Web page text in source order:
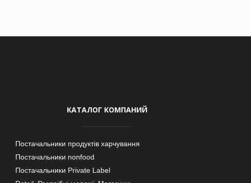
КАТАЛОГ КОМПАНИЙ
Постачальники продуктів харчування
Постачальники nonfood
Постачальники Private Label